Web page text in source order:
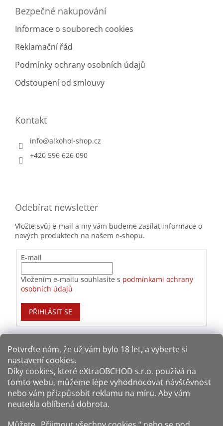
Potvrďte nám​​, že už vám bylo 18 let, a vyberte si
nastavení cookies.
Díky cookies, které eXtraOBCHOD s.r.o. používá na
tomto webu, můžeme lépe vyhodnocovat návštěvnost
nebo vám přizpůsobit reklamu na míru. Aby vám
neutekla oblíbená dobrota.
Bezpečné nakupování
Informace o souborech cookies
Reklamační řád
Podmínky ochrany osobních údajů
Odstoupení od smlouvy
Kontakt
info@alkohol-shop.cz
+420 596 626 090
Odebírat newsletter
Vložte svůj e-mail a my vám budeme zasílat informace o
nových produktech na našem e-shopu.
E-mail
Vložením e-mailu souhlasíte s podmínkami ochrany
osobních údajů
PŘIHLÁSIT SE
Způsoby dopravy: